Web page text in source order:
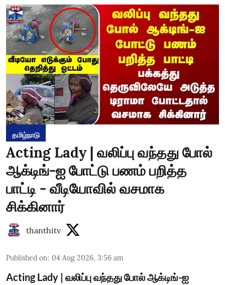
தமிழ்நாடு
Acting Lady | வலிப்பு வந்தது போல்
ஆக்டிங்-ஐ போட்டு பணம் பறித்த
பாட்டி - வீடியோவில் வசமாக
சிக்கினார்
thanthitv
Published on: 04 Aug 2026, 3:56 am
Acting Lady | வலிப்பு வந்தது போல் ஆக்டிங்-ஐ